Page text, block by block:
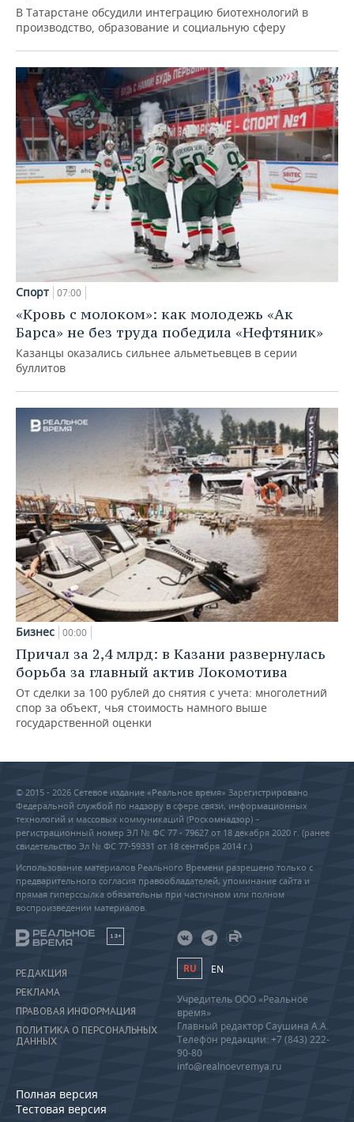
В Татарстане обсудили интеграцию биотехнологий в
производство, образование и социальную сферу
Спорт 07:00
«Кровь с молоком»: как молодежь «Ак
Барса» не без труда победила «Нефтяник»
Казанцы оказались сильнее альметьевцев в серии
буллитов
Бизнес 00:00
Причал за 2,4 млрд: в Казани развернулась
борьба за главный актив Локомотива
От сделки за 100 рублей до снятия с учета: многолетний
спор за объект, чья стоимость намного выше
государственной оценки
© 2015 - 2026 Сетевое издание «Реальное время» Зарегистрировано
Федеральной службой по надзору в сфере связи, информационных
технологий и массовых коммуникаций (Роскомнадзор) –
регистрационный номер ЭЛ № ФС 77 - 79627 от 18 декабря 2020 г. (ранее
свидетельство Эл № ФС 77-59331 от 18 сентября 2014 г.)
Использование материалов Реального Времени разрешено только с
предварительного согласия правообладателей, упоминание сайта и
прямая гиперссылка обязательны при частичном или полном
воспроизведении материалов.
18+
РЕДАКЦИЯ
РЕКЛАМА
ПРАВОВАЯ ИНФОРМАЦИЯ
ПОЛИТИКА О ПЕРСОНАЛЬНЫХ
ДАННЫХ
Полная версия
Тестовая версия
RU EN
Учредитель ООО «Реальное
время»
Главный редактор Саушина А.А.
Телефон редакции: +7 (843) 222-
90-80
info@realnoevremya.ru